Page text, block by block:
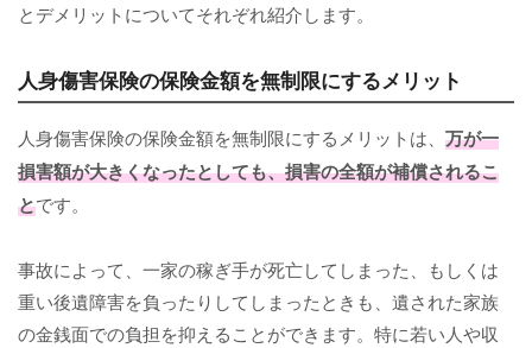
とデメリットについてそれぞれ紹介します。
人身傷害保険の保険金額を無制限にするメリット
人身傷害保険の保険金額を無制限にするメリットは、 万が一
損害額が大きくなったとしても、損害の全額が補償されるこ
とです。
事故によって、一家の稼ぎ手が死亡してしまった、もしくは
重い後遺障害を負ったりしてしまったときも、遺された家族
の金銭面での負担を抑えることができます。特に若い人や収